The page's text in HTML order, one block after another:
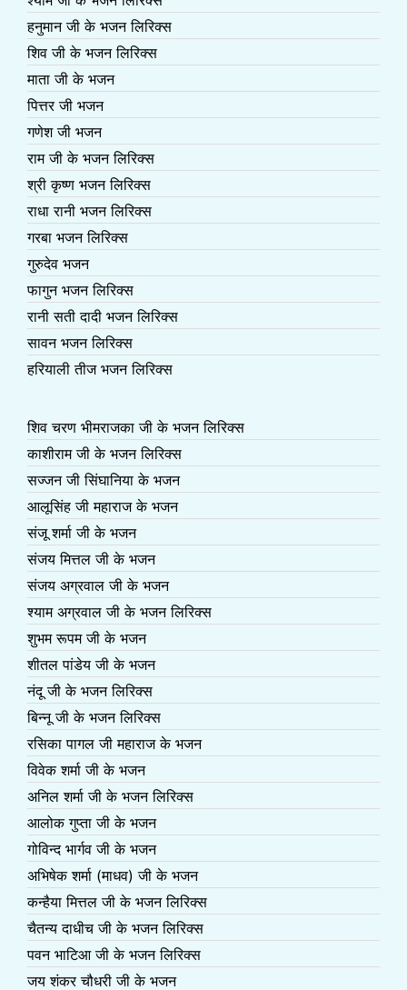
हनुमान जी के भजन लिरिक्स
शिव जी के भजन लिरिक्स
माता जी के भजन
पित्तर जी भजन
गणेश जी भजन
राम जी के भजन लिरिक्स
श्री कृष्ण भजन लिरिक्स
राधा रानी भजन लिरिक्स
गरबा भजन लिरिक्स
गुरुदेव भजन
फागुन भजन लिरिक्स
रानी सती दादी भजन लिरिक्स
सावन भजन लिरिक्स
हरियाली तीज भजन लिरिक्स
शिव चरण भीमराजका जी के भजन लिरिक्स
काशीराम जी के भजन लिरिक्स
सज्जन जी सिंघानिया के भजन
आलूसिंह जी महाराज के भजन
संजू शर्मा जी के भजन
संजय मित्तल जी के भजन
संजय अग्रवाल जी के भजन
श्याम अग्रवाल जी के भजन लिरिक्स
शुभम रूपम जी के भजन
शीतल पांडेय जी के भजन
नंदू जी के भजन लिरिक्स
बिन्नू जी के भजन लिरिक्स
रसिका पागल जी महाराज के भजन
विवेक शर्मा जी के भजन
अनिल शर्मा जी के भजन लिरिक्स
आलोक गुप्ता जी के भजन
गोविन्द भार्गव जी के भजन
अभिषेक शर्मा (माधव) जी के भजन
कन्हैया मित्तल जी के भजन लिरिक्स
चैतन्य दाधीच जी के भजन लिरिक्स
पवन भाटिआ जी के भजन लिरिक्स
जय शंकर चौधरी जी के भजन